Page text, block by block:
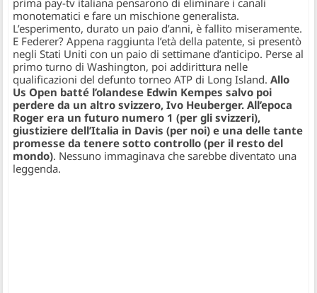
prima pay-tv italiana pensarono di eliminare i canali
monotematici e fare un mischione generalista.
L’esperimento, durato un paio d’anni, è fallito miseramente.
E Federer? Appena raggiunta l’età della patente, si presentò
negli Stati Uniti con un paio di settimane d’anticipo. Perse al
primo turno di Washington, poi addirittura nelle
qualificazioni del defunto torneo ATP di Long Island.Allo
Us Open batté l’olandese Edwin Kempes salvo poi
perdere da un altro svizzero, Ivo Heuberger. All’epoca
Roger era un futuro numero 1 (per gli svizzeri),
giustiziere dell’Italia in Davis (per noi) e una delle tante
promesse da tenere sotto controllo (per il resto del
mondo). Nessuno immaginava che sarebbe diventato una
leggenda.